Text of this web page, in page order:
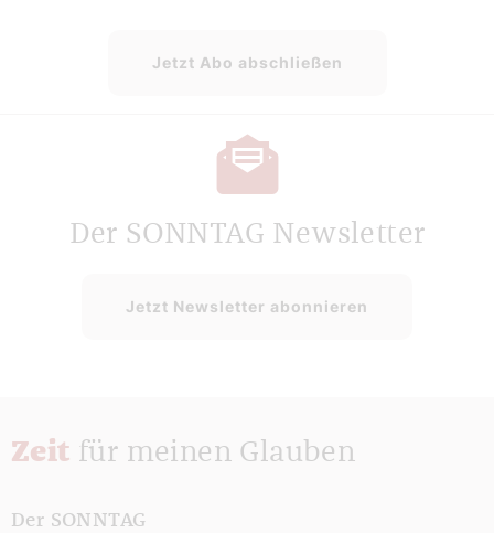
Jetzt Abo abschließen
Der SONNTAG Newsletter
Jetzt Newsletter abonnieren
Zeit für meinen Glauben
Der SONNTAG